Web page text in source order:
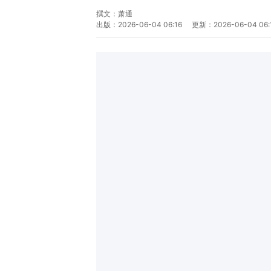
撰文： 萧通
出版： 2026-06-04 06:16 更新： 2026-06-04